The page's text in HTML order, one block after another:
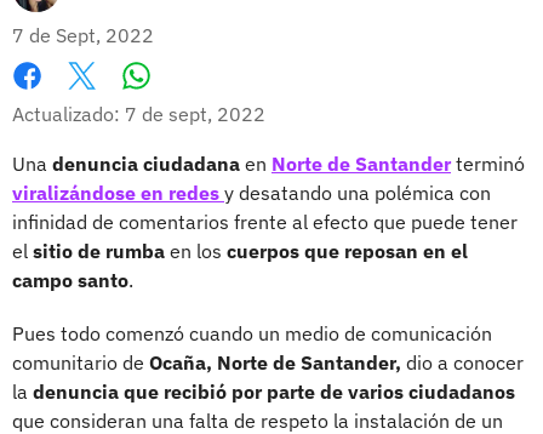
7 de Sept, 2022
Facebook
X
Actualizado: 7 de sept, 2022
Una denuncia ciudadana en Norte de Santander terminó
viralizándose en redes y desatando una polémica con
infinidad de comentarios frente al efecto que puede tener
el sitio de rumba en los cuerpos que reposan en el
campo santo.
Pues todo comenzó cuando un medio de comunicación
comunitario de Ocaña, Norte de Santander, dio a conocer
la denuncia que recibió por parte de varios ciudadanos
que consideran una falta de respeto la instalación de un